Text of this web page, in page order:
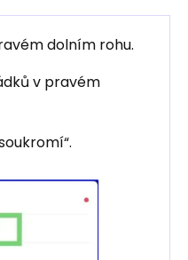
dolním rohu.
v pravém